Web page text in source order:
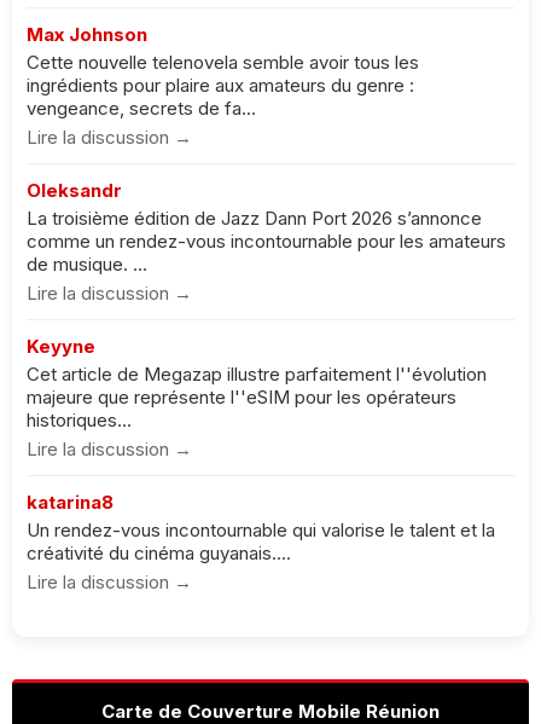
Max Johnson
Cette nouvelle telenovela semble avoir tous les
ingrédients pour plaire aux amateurs du genre :
vengeance, secrets de fa...
Lire la discussion →
Oleksandr
La troisième édition de Jazz Dann Port 2026 s’annonce
comme un rendez-vous incontournable pour les amateurs
de musique. ...
Lire la discussion →
Keyyne
Cet article de Megazap illustre parfaitement l''évolution
majeure que représente l''eSIM pour les opérateurs
historiques...
Lire la discussion →
katarina8
Un rendez-vous incontournable qui valorise le talent et la
créativité du cinéma guyanais....
Lire la discussion →
Carte de Couverture Mobile Réunion